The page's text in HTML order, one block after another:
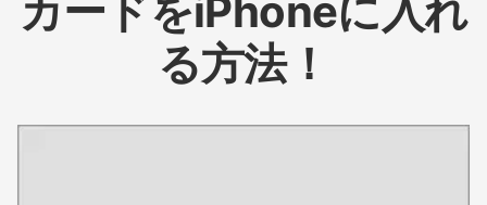
カードをiPhoneに入れ
る方法！